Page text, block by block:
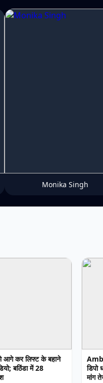
Monika Singh
आगे कर लिफ्ट के बहाने
बठिंडा में 28
डिपो
मांग